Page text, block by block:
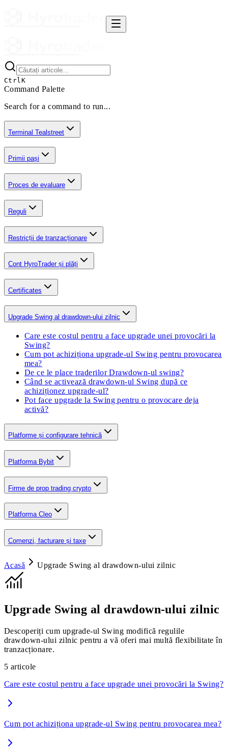
CtrlK
Command Palette
Search for a command to run...
Terminal Tealstreet
Primii pași
Proces de evaluare
Reguli
Restricții de tranzacționare
Cont HyroTrader și plăți
Certificates
Upgrade Swing al drawdown-ului zilnic
Care este costul pentru a face upgrade unei provocări la
Swing?
Cum pot achiziționa upgrade-ul Swing pentru provocarea
mea?
De ce le place traderilor Drawdown-ul swing?
Când se activează drawdown-ul Swing după ce
achiziționez upgrade-ul?
Pot face upgrade la Swing pentru o provocare deja
activă?
Platforme și configurare tehnică
Platforma Bybit
Firme de prop trading crypto
Platforma Cleo
Comenzi, facturare și taxe
Acasă Upgrade Swing al drawdown-ului zilnic
Upgrade Swing al drawdown-ului zilnic
Descoperiți cum upgrade-ul Swing modifică regulile
drawdown-ului zilnic pentru a vă oferi mai multă flexibilitate în
tranzacționare.
5 articole
Care este costul pentru a face upgrade unei provocări la Swing?
Cum pot achiziționa upgrade-ul Swing pentru provocarea mea?